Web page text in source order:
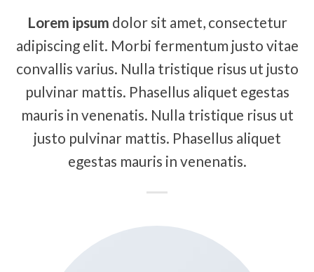
Lorem ipsum dolor sit amet, consectetur
adipiscing elit. Morbi fermentum justo vitae
convallis varius. Nulla tristique risus ut justo
pulvinar mattis. Phasellus aliquet egestas
mauris in venenatis. Nulla tristique risus ut
justo pulvinar mattis. Phasellus aliquet
egestas mauris in venenatis.